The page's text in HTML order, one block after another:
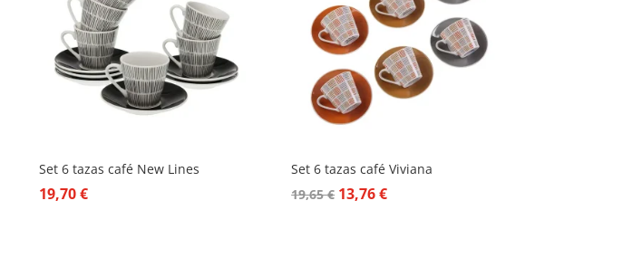
Set 6 tazas café New Lines
19,70€
Set 6 tazas café Viviana
19,65€ El
13,76€El